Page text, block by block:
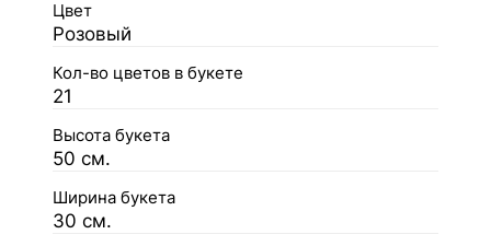
Цвет
Розовый
Кол-во цветов в букете
21
Высота букета
50 см.
Ширина букета
30 см.